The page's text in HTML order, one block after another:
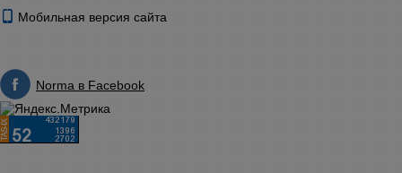
Мобильная версия сайта
Norma в Facebook